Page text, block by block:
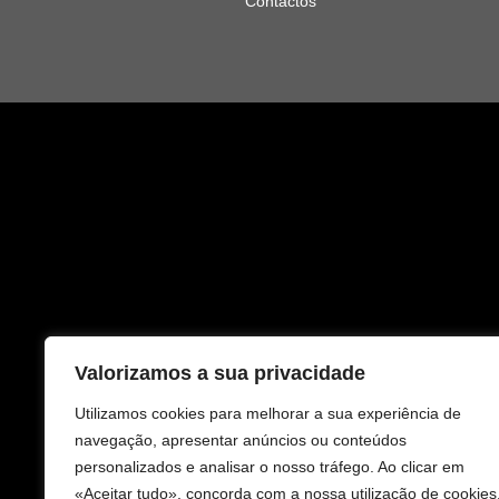
Valorizamos a sua privacidade
Utilizamos cookies para melhorar a sua experiência de
navegação, apresentar anúncios ou conteúdos
personalizados e analisar o nosso tráfego. Ao clicar em
«Aceitar tudo», concorda com a nossa utilização de